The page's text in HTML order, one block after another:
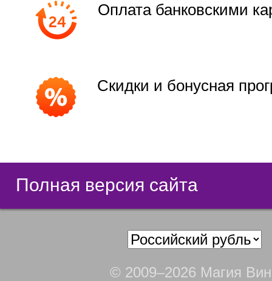
Оплата банковскими
Скидки и бонусная
Полная версия сайта
© 2009–2026 Магия